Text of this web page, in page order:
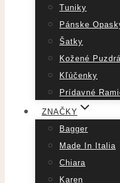
Tuniky
Pánske
Šatky
Kožené
Kľúčenky
Prídavné
ZNAČKY
Bagger
Made In Italia
Chiara
Karen